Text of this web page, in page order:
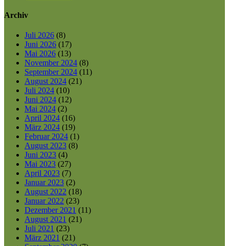
Archiv
Juli 2026 (8)
Juni 2026 (17)
Mai 2026 (13)
November 2024 (8)
September 2024 (11)
August 2024 (21)
Juli 2024 (10)
Juni 2024 (12)
Mai 2024 (2)
April 2024 (16)
März 2024 (19)
Februar 2024 (1)
August 2023 (8)
Juni 2023 (4)
Mai 2023 (27)
April 2023 (7)
Januar 2023 (2)
August 2022 (18)
Januar 2022 (23)
Dezember 2021 (11)
August 2021 (21)
Juli 2021 (23)
März 2021 (21)